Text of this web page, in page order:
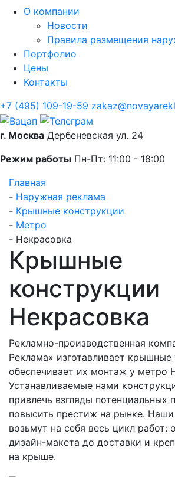
О компании
Новости
Правила размещения
Портфолио
Цены
Контакты
+7 (495) 109-19-59
г. Москва Дербеневская ул. 24
Режим работы Пн-Пт: 11:00 - 18:00
Главная
- Наружная реклама
- Крышные конструкции
- Метро
- Некрасовка
Крышные
конструкции
Некрасовка
Рекламно-производственная
Реклама» изготавливает крышные
обеспечивает их монтаж у метро
Устанавливаемые нами
привлечь взгляды потенциальных
повысить престиж на рынке.
возьмут на себя весь цикл работ:
дизайн-макета до доставки и
на крыше.